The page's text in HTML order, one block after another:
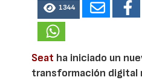
1344
Seat ha iniciado un
transformación digital